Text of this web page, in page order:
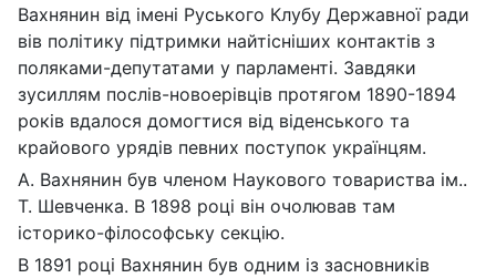
Вахнянин від імені Руського Клубу Державної ради
вів політику підтримки найтісніших контактів з
поляками-депутатами у парламенті. Завдяки
зусиллям послів-новоерівців протягом 1890-1894
років вдалося домогтися від віденського та
крайового урядів певних поступок українцям.
А. Вахнянин був членом Наукового товариства ім..
Т. Шевченка. В 1898 році він очолював там
історико-філософську секцію.
В 1891 році Вахнянин був одним із засновників